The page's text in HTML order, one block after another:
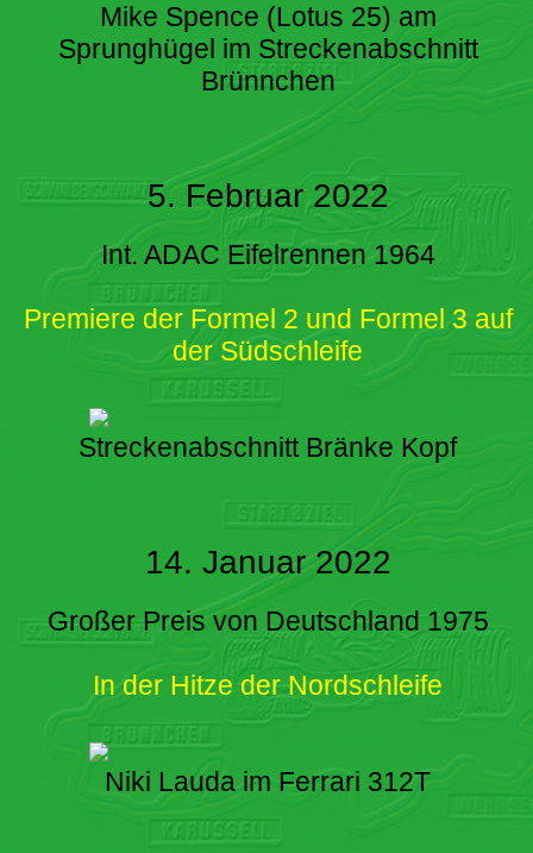
Mike Spence (Lotus 25) am
Sprunghügel im Streckenabschnitt
Brünnchen
5. Februar 2022
Int. ADAC Eifelrennen 1964
Premiere der Formel 2 und Formel 3 auf
der Südschleife
Streckenabschnitt Bränke Kopf
14. Januar 2022
Großer Preis von Deutschland 1975
In der Hitze der Nordschleife
Niki Lauda im Ferrari 312T